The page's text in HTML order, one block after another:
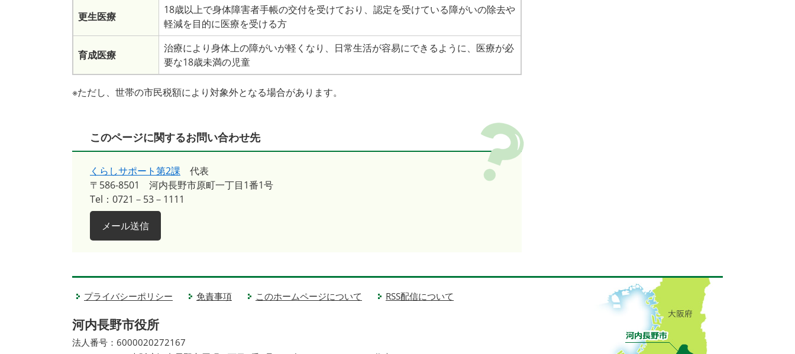
更生医療
18歳以上で身体障害者手帳の交付を受けており、認定を受けている障がいの除去や
軽減を目的に医療を受ける方
育成医療
治療により身体上の障がいが軽くなり、日常生活が容易にできるように、医療が必
要な18歳未満の児童
※ただし、世帯の市民税額により対象外となる場合があります。
このページに関するお問い合わせ先
くらしサポート第2課
代表
〒586-8501
河内長野市原町一丁目1番1号
Tel：0721－53－1111
メール送信
プライバシーポリシー 免責事項 このホームページについて RSS配信について
河内長野市役所
法人番号：6000020272167